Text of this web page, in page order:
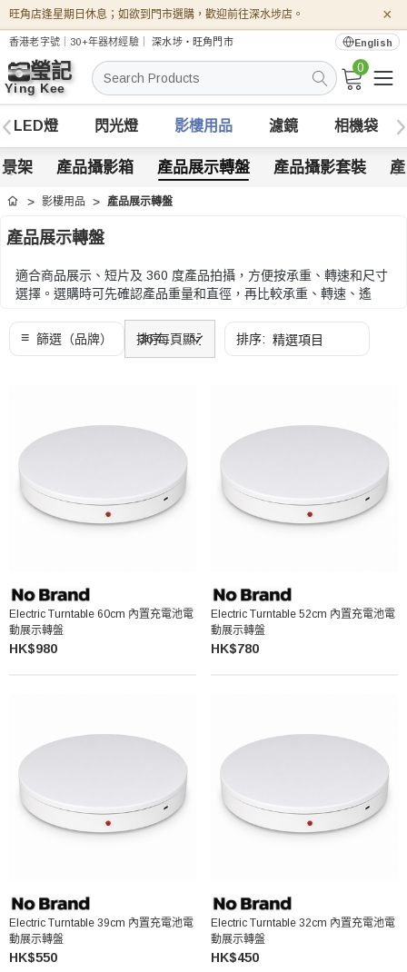
旺角店逢星期日休息；如欲到門市選購，歡迎前往深水埗店。 ×
香港老字號｜30+年器材經驗｜深水埗・旺角門市 English
搜
索
0
LED燈 閃光燈 影樓用品 濾鏡 相機袋
架 產品攝影箱 產品展示轉盤 產品攝影套裝
首頁 影樓用品 產品展示轉盤
產品展示轉盤
適合商品展示、短片及 360 度產品拍攝，方便按承重、轉速和尺寸
選擇。選購時可先確認產品重量和直徑，再比較承重、轉速、遙
選購時可先確認產品重量和直徑，再比較承重、轉速、遙控、電源
和拍片流程配合。
Electric Turntable 60cm 內置充電池電
動展示轉盤
HK$980
Electric Turntable 52cm 內置充電池電
動展示轉盤
HK$780
Electric Turntable 39cm 內置充電池電
動展示轉盤
HK$550
Electric Turntable 32cm 內置充電池電
動展示轉盤
HK$450